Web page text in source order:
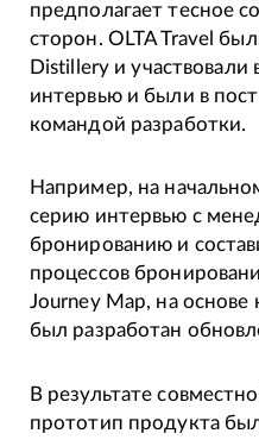
предполагает тесное
сторон. OLTA Travel
Distillery и участвовали
интервью и были в
командой разработки.
Например, на
серию интервью с
бронированию и
процессов
Journey Map, на основе
был разработан
В результате
прототип продукта